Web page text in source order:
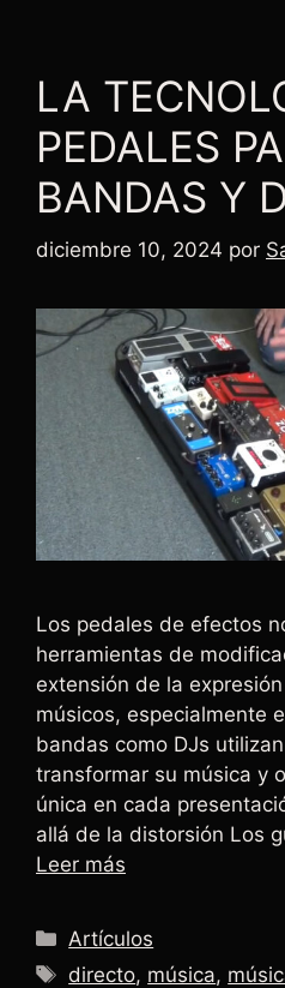
LA
PEDALES
BANDAS Y
diciembre 10, 2024 por
Los pedales de efectos
herramientas de
extensión de la
músicos, especialmente
bandas como DJs
transformar su música y
única en cada
allá de la distorsión Los
Leer más
Artículos
directo, música,